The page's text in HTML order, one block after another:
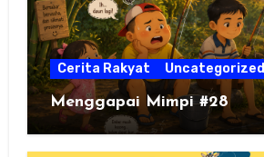
Cerita Rakyat Uncategorized
Menggapai Mimpi #28